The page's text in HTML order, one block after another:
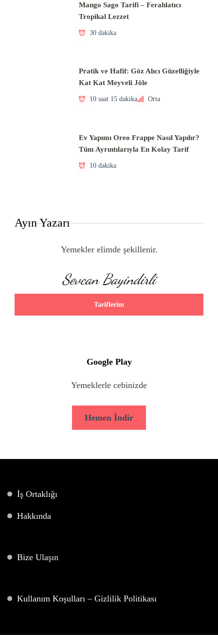
Mango Sago Tarifi – Ferahlatıcı
Tropikal Lezzet
30 dakika
Pratik ve Hafif: Göz Alıcı Güzelliğiyle
Kat Kat Meyveli Jöle
10 saat 15 dakika Orta
Ev Yapımı Oreo Frappe Nasıl Yapılır?
Tüm Ayrıntılarıyla En Kolay Tarif
10 dakika
Ayın Yazarı
Yemekler elimde şekillenir.
Sevcan Bayindirli
Tariflerim
Google Play
Yemeklerle cebinizde
Hemen İndir
İş Ortaklığı
Hakkında
Bize Ulaşın
Kullanım Koşulları – Gizlilik Politikası